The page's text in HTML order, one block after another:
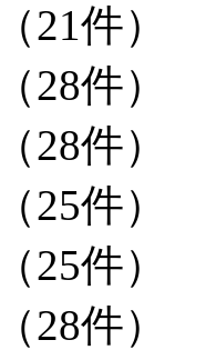
（21件）
（28件）
（28件）
（25件）
（25件）
（28件）